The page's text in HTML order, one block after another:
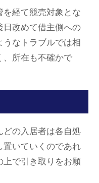
経て競売対象とな
日改めて借主側への
なトラブルでは相
、所在も不確かで
の入居者は各自処
いていくのであれ
で引き取りをお願